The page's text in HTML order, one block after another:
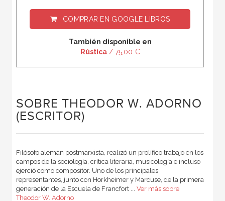
COMPRAR EN GOOGLE LIBROS
También disponible en
Rústica/ 75,00 €
SOBRE THEODOR W. ADORNO
(ESCRITOR)
Filósofo alemán postmarxista, realizó un prolífico trabajo en los
campos de la sociología, crítica literaria, musicología e incluso
ejerció como compositor. Uno de los principales
representantes, junto con Horkheimer y Marcuse, de la primera
generación de la Escuela de Francfort ... Ver más sobre
Theodor W. Adorno